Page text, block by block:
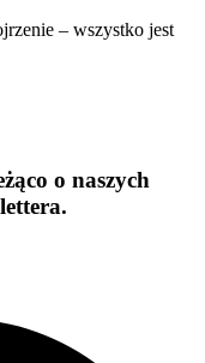
– wszystko jest
o naszych